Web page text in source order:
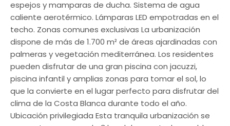
espejos y mamparas de ducha. Sistema de agua
caliente aerotérmico. Lámparas LED empotradas en el
techo. Zonas comunes exclusivas La urbanización
dispone de más de 1.700 m² de áreas ajardinadas con
palmeras y vegetación mediterránea. Los residentes
pueden disfrutar de una gran piscina con jacuzzi,
piscina infantil y amplias zonas para tomar el sol, lo
que la convierte en el lugar perfecto para disfrutar del
clima de la Costa Blanca durante todo el año.
Ubicación privilegiada Esta tranquila urbanización se